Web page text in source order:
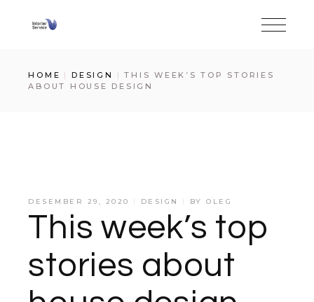
HOME DESIGN
THIS WEEK’S TOP STORIES
ABOUT HOUSE DESIGN
DESEMBER 29, 2020 DESIGN BYOLEG
This week’s top
stories about